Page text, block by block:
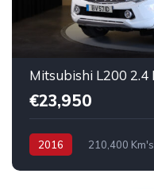
€23,950
2016 210,400 Km's